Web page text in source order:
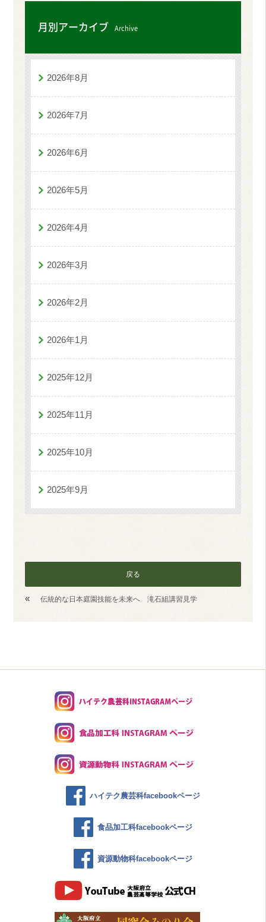
月別アーカイブ Archive
2026年8月
2026年7月
2026年6月
2026年5月
2026年4月
2026年3月
2026年2月
2026年1月
2025年12月
2025年11月
2025年10月
2025年9月
戻る
« 伝統的な日本庭園技能を未来へ 滝石組講習見学
ハイテク農芸科facebookページ
食品加工科facebookページ
資源動物科facebookページ